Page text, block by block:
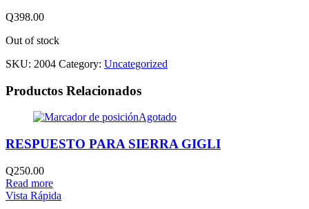
Q398.00
Out of stock
SKU: 2004 Category: Uncategorized
Productos Relacionados
Agotado
RESPUESTO PARA SIERRA GIGLI
Q250.00
Read more
Vista Rápida